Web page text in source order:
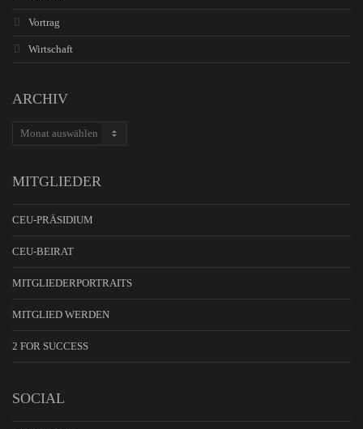
Vortrag
Wirtschaft
ARCHIV
ARCHIV
MITGLIEDER
CEU-PRÄSIDIUM
CEU-BEIRAT
MITGLIEDERPORTRAITS
MITGLIED WERDEN
2 FOR SUCCESS
SOCIAL